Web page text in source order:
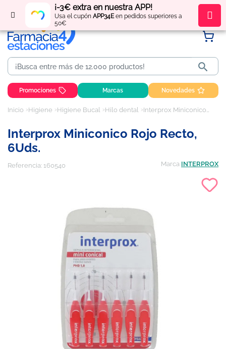
¡-3€ extra en nuestra APP!
Usa el cupón APP34Een pedidos superiores a
50€
Regístratey obténpuntos por tus compras

Promociones Marcas Novedades
Inicio Higiene Higiene Bucal Hilo dental Interprox Miniconico Rojo Recto, 6Uds.
Interprox Miniconico Rojo Recto,
6Uds.
Referencia: 160540 Marca INTERPROX